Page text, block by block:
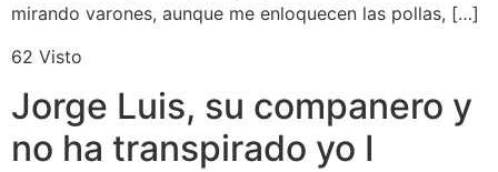
mirando varones, aunque me enloquecen las pollas, […]
62 Visto
Jorge Luis, su companero y
no ha transpirado yo I